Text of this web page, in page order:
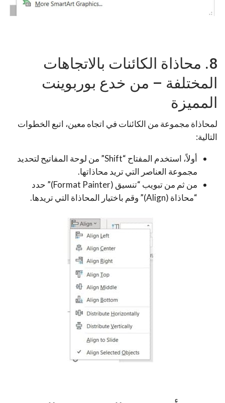
8. محاذاة الكائنات بالاتجاهات
المختلفة – من خدع بوربوينت
المميزة
لمحاذاة مجموعة من الكائنات في اتجاه معين، اتبع الخطوات
التالية:
أولاً، استخدم المفتاح “Shift” من لوحة المفاتيح لتحديد
مجموعة العناصر التي تريد محاذاتها.
من ثم من تبويب “تنسيق (Format Painter)” حدد
“محاذاة (Align)” وقم باختيار المحاذاة التي تريدها.